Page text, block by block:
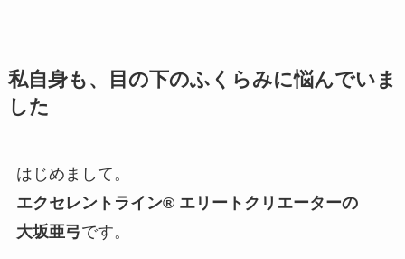
私自身も、目の下のふくらみに悩んでいま
した
はじめまして。
エクセレントライン®︎ エリートクリエーターの
大坂亜弓です。